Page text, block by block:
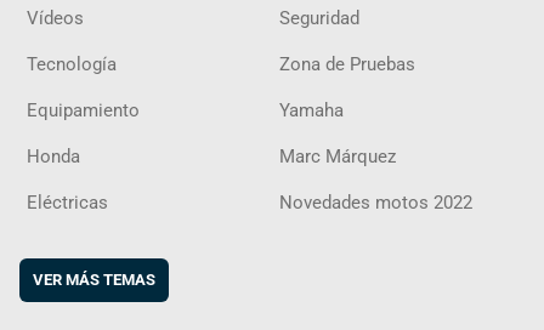
Vídeos Seguridad
Tecnología Zona de Pruebas
Equipamiento Yamaha
Honda Marc Márquez
Eléctricas Novedades motos 2022
VER MÁS TEMAS